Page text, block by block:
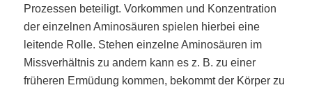
Prozessen beteiligt. Vorkommen und Konzentration
der einzelnen Aminosäuren spielen hierbei eine
leitende Rolle. Stehen einzelne Aminosäuren im
Missverhältnis zu andern kann es z. B. zu einer
früheren Ermüdung kommen, bekommt der Körper zu